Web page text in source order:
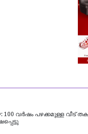
100 വർഷം പഴക്കമുള്ള വീട്